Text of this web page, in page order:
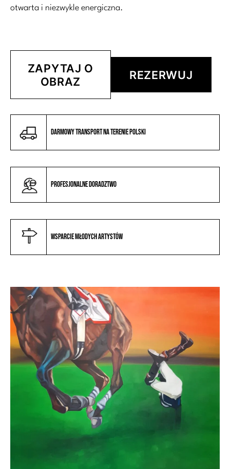
otwarta i niezwykle energiczna.
ZAPYTAJ O
OBRAZ
REZERWUJ
Darmowy transport na terenie Polski
Profesjonalne doradztwo
Wsparcie młodych artystów